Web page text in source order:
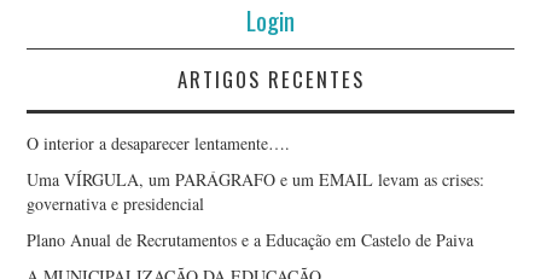
Login
ARTIGOS RECENTES
O interior a desaparecer lentamente….
Uma VÍRGULA, um PARÁGRAFO e um EMAIL levam as crises:
governativa e presidencial
Plano Anual de Recrutamentos e a Educação em Castelo de Paiva